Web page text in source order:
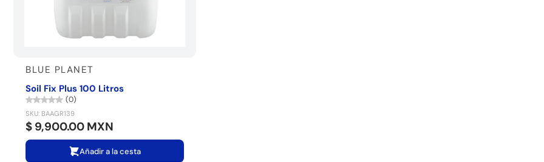
BLUE PLANET
Soil Fix Plus 100 Litros
(0)
SKU: BAAGR139
$ 9,900.00 MXN
Añadir a la cesta